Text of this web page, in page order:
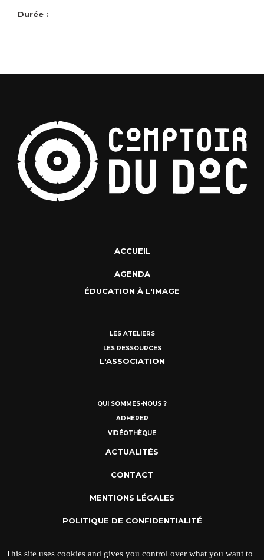
Durée :
ACCUEIL
AGENDA
ÉDUCATION À L'IMAGE
LES ATELIERS
LES RESSOURCES
L'ASSOCIATION
QUI SOMMES-NOUS ?
ADHÉRER
VIDÉOTHÈQUE
ACTUALITÉS
CONTACT
MENTIONS LÉGALES
POLITIQUE DE CONFIDENTIALITÉ
This site uses cookies and gives you control over what you want to